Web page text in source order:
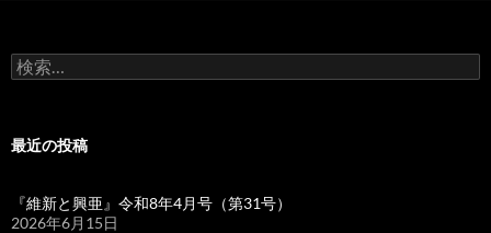
検
索:
最近の投稿
『維新と興亜』令和8年4月号（第31号）
2026年6月15日